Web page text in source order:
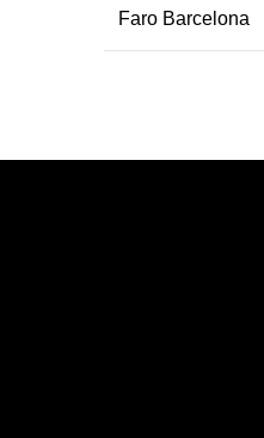
Faro Barcelona